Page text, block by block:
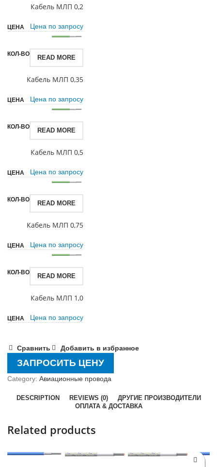
Кабель МЛП 0,2
Цена по запросу
READ MORE
Кабель МЛП 0,35
Цена по запросу
READ MORE
Кабель МЛП 0,5
Цена по запросу
READ MORE
Кабель МЛП 0,75
Цена по запросу
READ MORE
Кабель МЛП 1,0
Цена по запросу
Сравнить Добавить в избранное
ЗАПРОСИТЬ ЦЕНУ
Category: Авиационные провода
DESCRIPTION REVIEWS (0)
ДРУГИЕ ПРОИЗВОДИТЕЛИ
ОПЛАТА & ДОСТАВКА
Related products